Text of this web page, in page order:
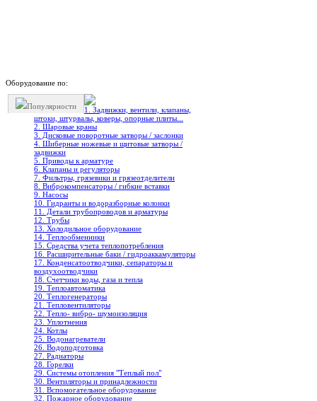
Оборудование по:
Популярности
1. Задвижки, вентили, клапаны,
штоки, штурвалы, коверы, опорные плиты...
2. Шаровые краны
3. Дисковые поворотные затворы / заслонки
4. Шиберные ножевые и щитовые затворы /
задвижки
5. Приводы к арматуре
6. Клапаны и регуляторы
7. Фильтры, грязевики и грязеотделители
8. Виброкомпенсаторы / гибкие вставки
9. Насосы
10. Гидранты и водоразборные колонки
11. Детали трубопроводов и арматуры
12. Трубы
13. Холодильное oборудование
14. Теплообменники
15. Средства учета теплопотребления
16. Расширительные баки / гидроаккамуляторы
17. Конденсатоотводчики, сепараторы и
воздухоотводчики
18. Счетчики воды, газа и тепла
19. Теплоавтоматика
20. Теплогенераторы
21. Тепловентиляторы
22. Тепло- вибро- шумоизоляция
23. Уплотнения
24. Котлы
25. Водонагреватели
26. Водоподготовка
27. Радиаторы
28. Горелки
29. Системы отопления "Теплый пол"
30. Вентиляторы и принадлежности
31. Вспомогательное оборудование
32. Пожарное оборудование